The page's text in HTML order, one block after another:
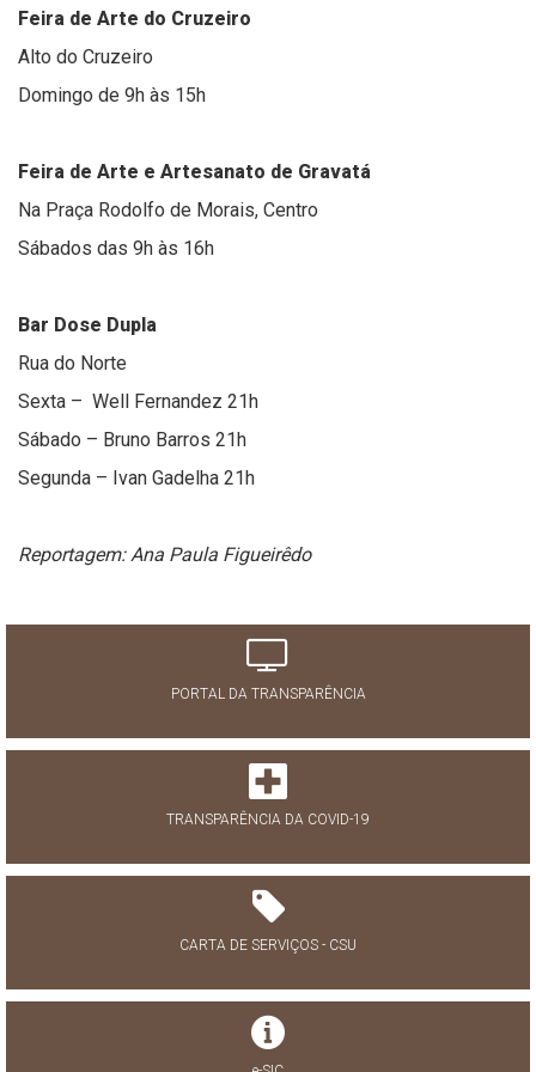
Feira de Arte do Cruzeiro
Alto do Cruzeiro
Domingo de 9h às 15h
Feira de Arte e Artesanato de Gravatá
Na Praça Rodolfo de Morais, Centro
Sábados das 9h às 16h
Bar Dose Dupla
Rua do Norte
Sexta – Well Fernandez 21h
Sábado – Bruno Barros 21h
Segunda – Ivan Gadelha 21h
Reportagem: Ana Paula Figueirêdo
PORTAL DA TRANSPARÊNCIA
TRANSPARÊNCIA DA COVID-19
CARTA DE SERVIÇOS - CSU